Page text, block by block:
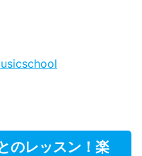
のレッスン！楽